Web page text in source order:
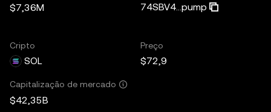
$7,36M 74SBV4...pump
Cripto
SOL
Preço
$72,9
Capitalização de mercado
$42,35B